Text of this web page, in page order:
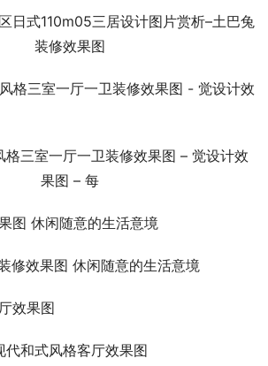
日式110m05三居设计图片赏析–土巴兔
装修效果图
格三室一厅一卫装修效果图 – 觉设计效
果图 – 每
修效果图 休闲随意的生活意境
代和式风格客厅效果图